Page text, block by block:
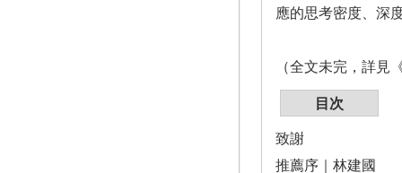
應的思考密度、深
（全文未完，詳見
目次
致謝
推薦序｜林建國